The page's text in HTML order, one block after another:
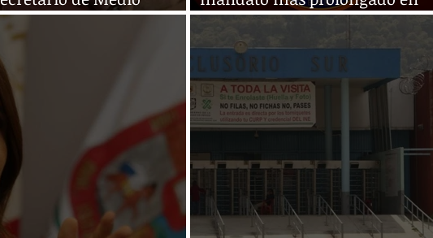
tras criticar al Gobierno Japón